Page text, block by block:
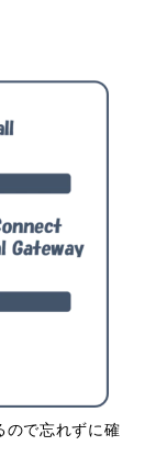
ので忘れずに確